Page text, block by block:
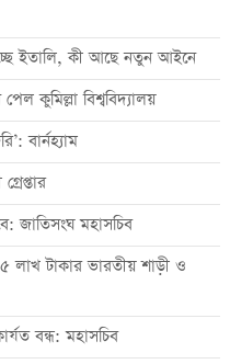
ইতালি, কী আছে নতুন আইনে
কুমিল্লা বিশ্ববিদ্যালয়
বার্নহ্যাম
জাতিসংঘ মহাসচিব
লাখ টাকার ভারতীয় শাড়ী ও
বন্ধ: মহাসচিব